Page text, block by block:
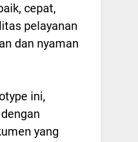
cepat,
pelayanan
dan nyaman
ini,
yang